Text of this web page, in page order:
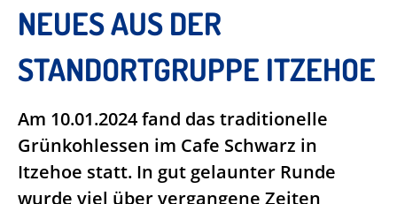
NEUES AUS DER
STANDORTGRUPPE ITZEHOE
Am 10.01.2024 fand das traditionelle
Grünkohlessen im Cafe Schwarz in
Itzehoe statt. In gut gelaunter Runde
wurde viel über vergangene Zeiten